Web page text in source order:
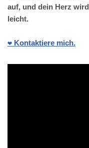
auf, und dein Herz wird
leicht.
❤️ Kontaktiere mich.